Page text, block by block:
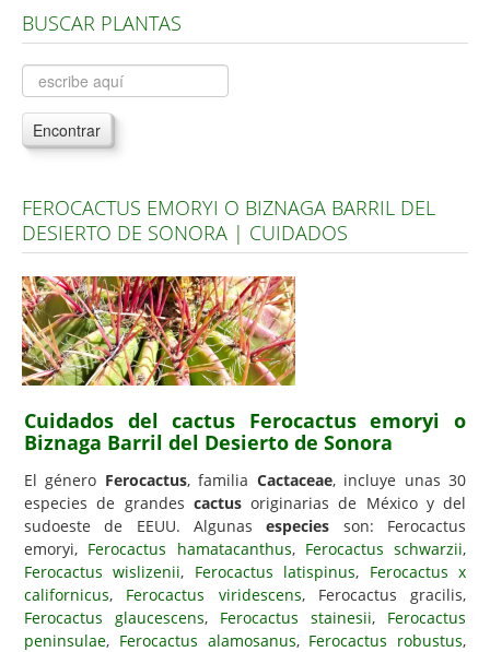
Árboles, Cicas y Palmeras de la G a la Z
Plantas Anuales y Perennes
Plantas Bulbosas y Acuáticas
Plantas de Interior
Plantas Aromáticas y de Huerto
Plantas Carnívoras y Orquídeas
Consejos
Hemisferio Norte
Hemisferio Sur
Enfermedades
Animales
Hongos
Carencias
Fotos
Flores y Plantas
Árboles y Palmeras
BUSCAR PLANTAS
Encontrar
FEROCACTUS EMORYI O BIZNAGA BARRIL DEL
DESIERTO DE SONORA | CUIDADOS
Cuidados del cactus Ferocactus emoryi o
Biznaga Barril del Desierto de Sonora
El género Ferocactus, familia Cactaceae, incluye unas 30
especies de grandes cactusoriginarias de México y del
sudoeste de EEUU. Algunasespecies son: Ferocactus
emoryi, Ferocactus hamatacanthus, Ferocactus schwarzii,
Ferocactus wislizenii, Ferocactus latispinus, Ferocactus x
californicus, Ferocactus viridescens, Ferocactus gracilis,
Ferocactus glaucescens, Ferocactus stainesii, Ferocactus
peninsulae, Ferocactus alamosanus, Ferocactus robustus,